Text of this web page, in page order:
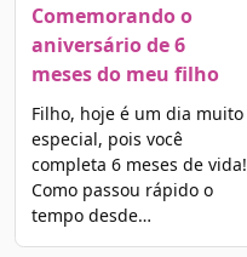
Comemorando o
aniversário de 6
meses do meu filho
Filho, hoje é um dia muito
especial, pois você
completa 6 meses de vida!
Como passou rápido o
tempo desde…